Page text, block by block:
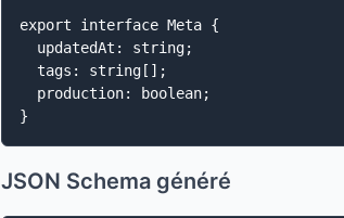
export interface Meta {
  updatedAt: string;
  tags: string[];
  production: boolean;
JSON Schema généré